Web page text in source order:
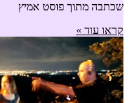
שכתבה מתוך פוסט אמיץ
קראו עוד »